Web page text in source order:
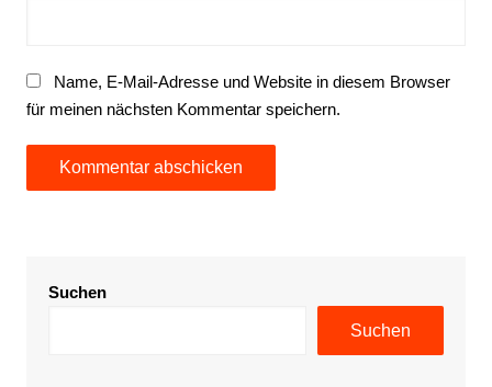
Name, E-Mail-Adresse und Website in diesem Browser
für meinen nächsten Kommentar speichern.
Suchen
Suchen